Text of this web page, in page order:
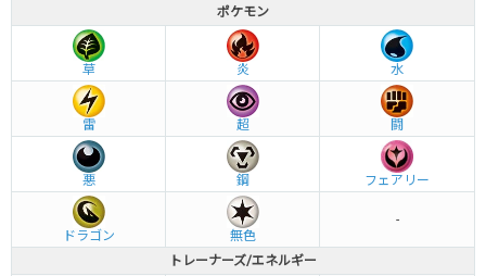
ポケモン
草 炎 水
雷 超 闘
悪 鋼 フェアリー
ドラゴン 無色
-
トレーナーズ/エネルギー